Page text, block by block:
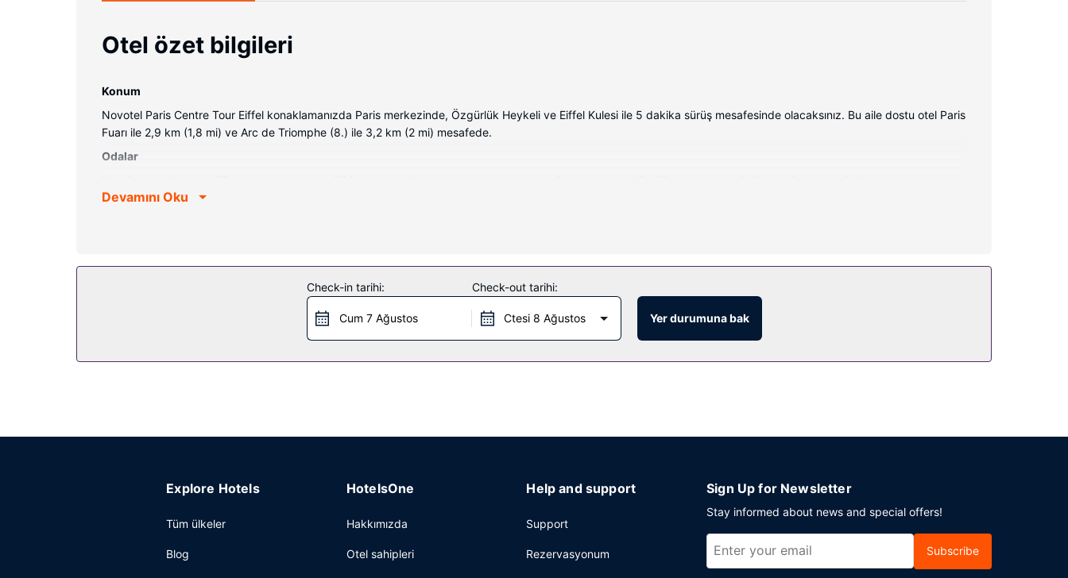
Otel özet bilgileri
Konum
Novotel Paris Centre Tour Eiffel konaklamanızda Paris merkezinde, Özgürlük Heykeli ve Eiffel Kulesi ile 5 dakika sürüş mesafesinde olacaksınız. Bu aile dostu otel Paris
Fuarı ile 2,9 km (1,8 mi) ve Arc de Triomphe (8.) ile 3,2 km (2 mi) mesafede.
Odalar
Misafirlerimize ücretsiz kablosuz internet sunulmaktadır. Misafirlerimizin iyi vakit geçirebilmesi için uydu kanalları vardır. Özel banyo, duş kabini, ücretsiz
ve ortak alanda televizyon sunulmaktadır.
Fransız mutfağı alanında uzman olan GREEM yemek servisi için ideal, bu otelde toplam 2 restoran var; isterseniz belirli saatlerde oda servisi imkanı da mevcut. Oteldeki
bar/oturma salonu misafirlere içecek servisi yapıyor. Açık büfe kahvaltı servisi hafta içi 6 ve 10, hafta sonu 6 ve 11 arasında ücretli olarak yapılmaktadır.
Devamını Oku
Check-in tarihi:
Cum 7 Ağustos
Check-out tarihi:
Ctesi 8 Ağustos Yer durumuna bak
Explore Hotels
Tüm ülkeler
Blog
HotelsOne
Hakkımızda
Otel sahipleri
Help and support
Support
Rezervasyonum
Sign Up for Newsletter
Stay informed about news and special offers!
Subscribe